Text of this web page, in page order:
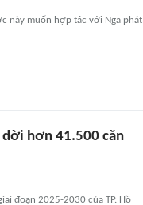
này muốn hợp tác với Nga phát
dời hơn 41.500 căn
đoạn 2025-2030 của TP. Hồ